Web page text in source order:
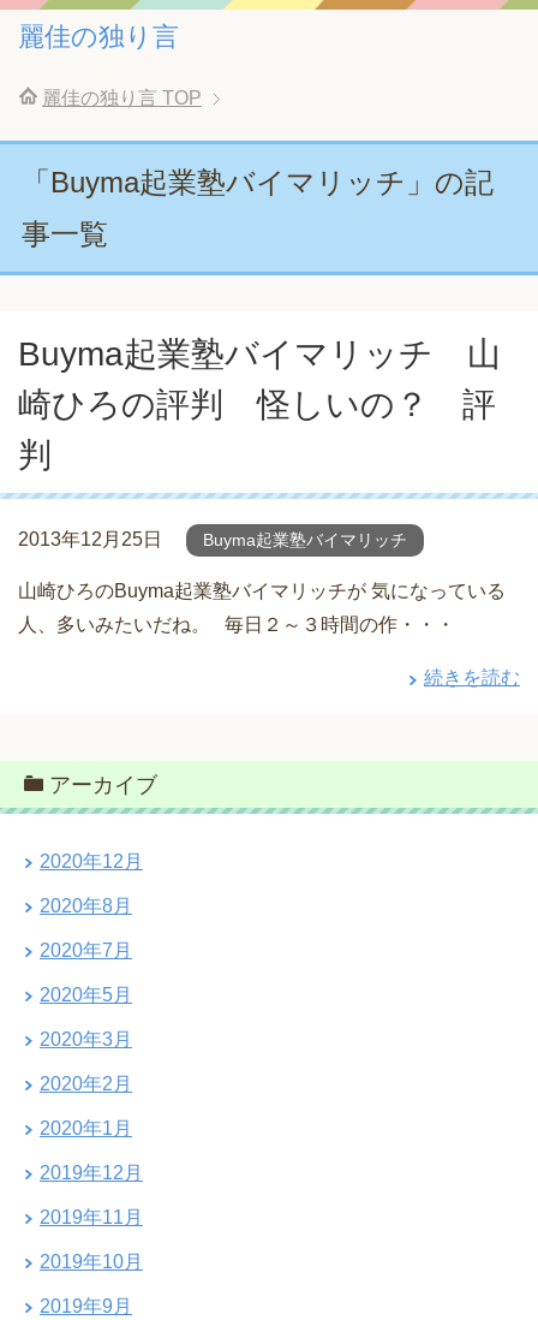
麗佳の独り言
麗佳の独り言 TOP
「Buyma起業塾バイマリッチ」の記
事一覧
Buyma起業塾バイマリッチ 山
崎ひろの評判 怪しいの？ 評
判
2013年12月25日 Buyma起業塾バイマリッチ
山崎ひろのBuyma起業塾バイマリッチが 気になっている
人、多いみたいだね。 毎日２～３時間の作・・・
続きを読む
アーカイブ
2020年12月
2020年8月
2020年7月
2020年5月
2020年3月
2020年2月
2020年1月
2019年12月
2019年11月
2019年10月
2019年9月